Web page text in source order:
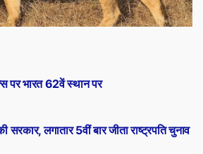
लगातार 5वीं बार जीता राष्ट्रपति चुनाव
भारत 62वें स्थान पर